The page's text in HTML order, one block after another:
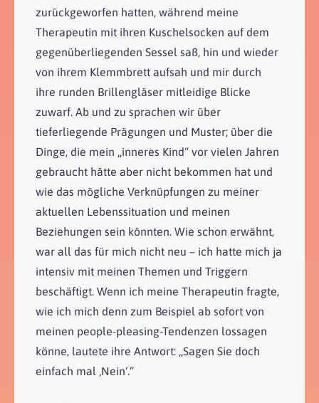
zurückgeworfen hatten, während meine
Therapeutin mit ihren Kuschelsocken auf dem
gegenüberliegenden Sessel saß, hin und wieder
von ihrem Klemmbrett aufsah und mir durch
ihre runden Brillengläser mitleidige Blicke
zuwarf. Ab und zu sprachen wir über
tieferliegende Prägungen und Muster; über die
Dinge, die mein „inneres Kind“ vor vielen Jahren
gebraucht hätte aber nicht bekommen hat und
wie das mögliche Verknüpfungen zu meiner
aktuellen Lebenssituation und meinen
Beziehungen sein könnten. Wie schon erwähnt,
war all das für mich nicht neu – ich hatte mich ja
intensiv mit meinen Themen und Triggern
beschäftigt. Wenn ich meine Therapeutin fragte,
wie ich mich denn zum Beispiel ab sofort von
meinen people-pleasing-Tendenzen lossagen
könne, lautete ihre Antwort: „Sagen Sie doch
einfach mal ‚Nein‘.“